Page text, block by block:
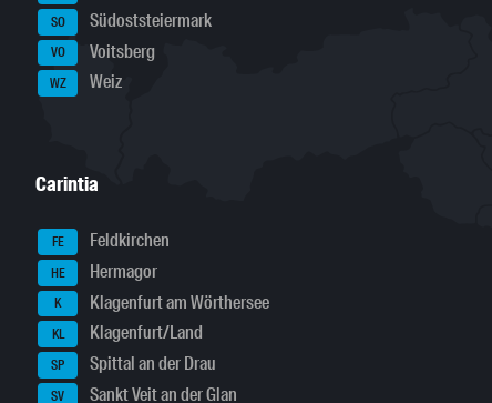
SO Südoststeiermark
VO Voitsberg
WZ Weiz
Carintia
FE Feldkirchen
HE Hermagor
K Klagenfurt am Wörthersee
KL Klagenfurt/Land
SP Spittal an der Drau
SV Sankt Veit an der Glan